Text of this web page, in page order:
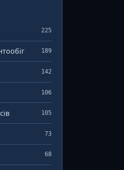
225
189
142
106
105
73
68